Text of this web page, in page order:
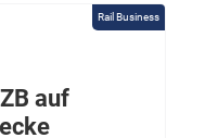
Rail Business
auf